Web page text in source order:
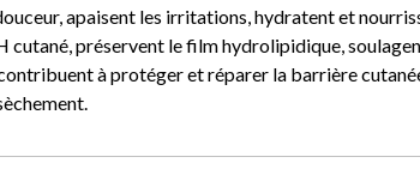
apaisent les irritations, hydratent et
cutané, préservent le film hydrolipidique,
à protéger et réparer la barrière